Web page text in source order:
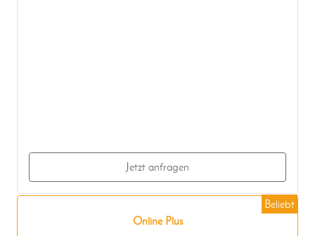
Jetzt anfragen
Beliebt
Online Plus